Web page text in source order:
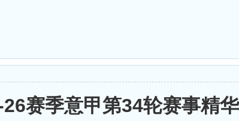
赛季意甲第34轮赛事精